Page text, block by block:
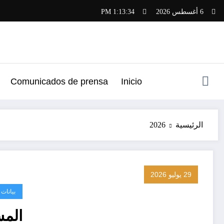
6 أغسطس 2026 1:13:35 PM
Inicio
Comunicados de prensa
الرئيسية 2026
29 يوليو 2026
بيانات